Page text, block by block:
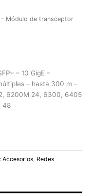
– Módulo de transceptor
– 10 GigE –
– hasta 300 m –
6200M 24, 6300, 6405
48
Accesorios, Redes